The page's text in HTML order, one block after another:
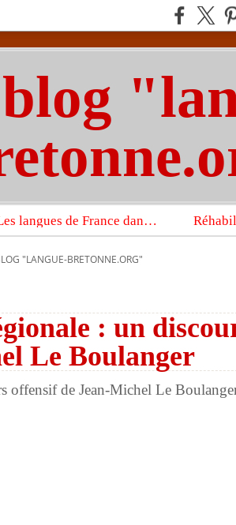
Les langues de France dans un imposant ouvrage sur la langue française que publient les Presses universitaires d’Oxford
"LANGUE-BRETONNE.ORG"
: un
Le Boulanger